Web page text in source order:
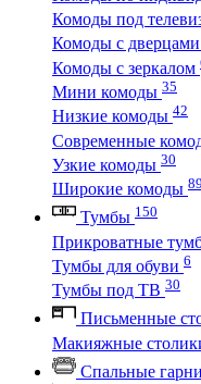
Комоды под
Комоды с дверцами
Комоды с зеркалом
Мини комоды 35
Низкие комоды 42
Современные
Узкие комоды 30
Широкие комоды 89
Тумбы 150
Прикроватные
Тумбы для обуви 6
Тумбы под ТВ 30
Письменные
Макияжные
Спальные